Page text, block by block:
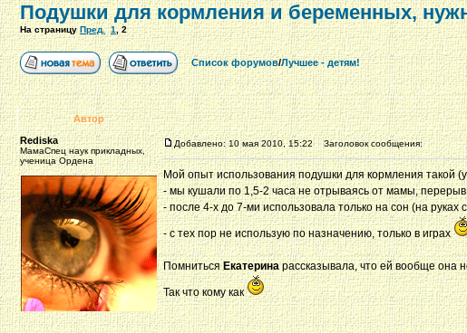
Подушки для кормления и беременных,
На страницуПред. 1,2
Список форумов/Лучшее - детям!
Автор
Rediska
МамаСпец наук прикладных,
ученица Ордена
Добавлено: 10 мая 2010, 15:22 Заголовок сообщения:
Мой опыт использования подушки для кормления такой
- мы кушали по 1,5-2 часа не отрываясь от мамы,
- после 4-х до 7-ми использовала только на сон (на руках
- с тех пор не использую по назначению, только в играх
ПомнитьсяЕкатеринарассказывала, что ей вообще она
Так что кому как